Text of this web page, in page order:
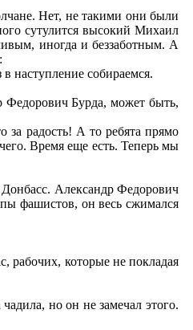
Нет, не такими они были
сутулится высокий Михаил
иногда и беззаботным. А
наступление собираемся.
Федорович Бурда, может быть,
за радость! А то ребята прямо
Время еще есть. Теперь мы
Александр Федорович
фашистов, он весь сжимался
рабочих, которые не покладая
но он не замечал этого.